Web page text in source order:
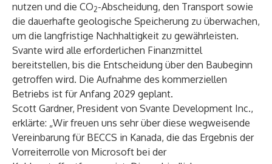
nutzen und die CO2-Abscheidung, den Transport sowie
die dauerhafte geologische Speicherung zu überwachen,
um die langfristige Nachhaltigkeit zu gewährleisten.
Svante wird alle erforderlichen Finanzmittel
bereitstellen, bis die Entscheidung über den Baubeginn
getroffen wird. Die Aufnahme des kommerziellen
Betriebs ist für Anfang 2029 geplant.
Scott Gardner, President von Svante Development Inc.,
erklärte: „Wir freuen uns sehr über diese wegweisende
Vereinbarung für BECCS in Kanada, die das Ergebnis der
Vorreiterrolle von Microsoft bei der